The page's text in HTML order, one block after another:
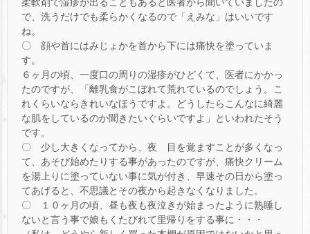
で、洗うだけでも柔らかくなるので「えみな」はいいです
ね。
〇 顔や首にはみじょかを首から下には痛快を塗っていま
す。
６ヶ月の頃、一度口の周りの湿疹がひどくて、医者にかかっ
たのですが、「離乳食がこぼれて荒れているのでしょう。こ
れくらいならきれいなほうですよ。どうしたらこんなに綺麗
な肌をしているのか聞きたいぐらいですよ」といわれたそう
です。
〇 少し大きくなってから、夜 目を覚ますことが多くなっ
て、あそび始めたりする事があったのですが、痛快クリーム
を湯上りに塗っていない事に気が付き、早速その日から塗っ
てあげると、不思議とその夜から起きなくなりました。
〇 １０ヶ月の頃、昼も夜も夜泣きが始まったように熟睡し
ないと言う事で娘もくたびれて里帰りをする事に・・・